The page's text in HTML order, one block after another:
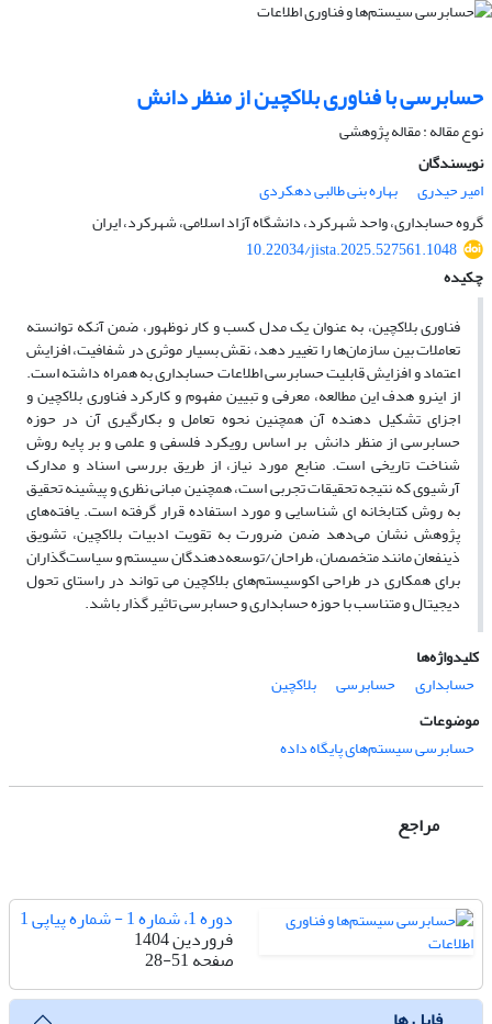
حسابرسی با فناوری بلاکچین از منظر دانش
نوع مقاله : مقاله پژوهشی
نویسندگان
امیر حیدری
بهاره بنی طالبی دهکردی
گروه حسابداری، واحد شهرکرد، دانشگاه آزاد اسلامی، شهرکرد، ایران
10.22034/jista.2025.527561.1048
چکیده
فناوری بلاکچین، به عنوان یک مدل کسب و کار نوظهور، ضمن آنکه توانسته
تعاملات بین سازمان‌ها را تغییر دهد، نقش بسیار موثری در شفافیت، افزایش
اعتماد و افزایش قابلیت حسابرسی اطلاعات حسابداری به همراه داشته است.
از اینرو هدف این مطالعه، معرفی و تبیین مفهوم و کارکرد فناوری بلاکچین و
اجزای تشکیل دهنده آن همچنین نحوه تعامل و بکارگیری آن در حوزه
حسابرسی از منظر دانش بر اساس رویکرد فلسفی و علمی و بر پایه روش
شناخت تاریخی است. منابع مورد نیاز، از طریق بررسی اسناد و مدارک
آرشیوی که نتیجه تحقیقات تجربی است، همچنین مبانی نظری و پیشینه تحقیق
به روش کتابخانه ای شناسایی و مورد استفاده قرار گرفته است. یافته‌های
پژوهش نشان می‌دهد ضمن ضرورت به تقویت ادبیات بلاکچین، تشویق
ذینفعان مانند متخصصان، طراحان/توسعه‌دهندگان سیستم و سیاست‌گذاران
برای همکاری در طراحی اکوسیستم‌های بلاکچین می تواند در راستای تحول
دیجیتال و متناسب با حوزه حسابداری و حسابرسی تاثیر گذار باشد.
کلیدواژه‌ها
حسابداری
حسابرسی
بلاکچین
موضوعات
حسابرسی سیستم‌های پایگاه داده
مراجع
دوره 1، شماره 1 - شماره پیاپی 1
فروردین 1404
صفحه28-51